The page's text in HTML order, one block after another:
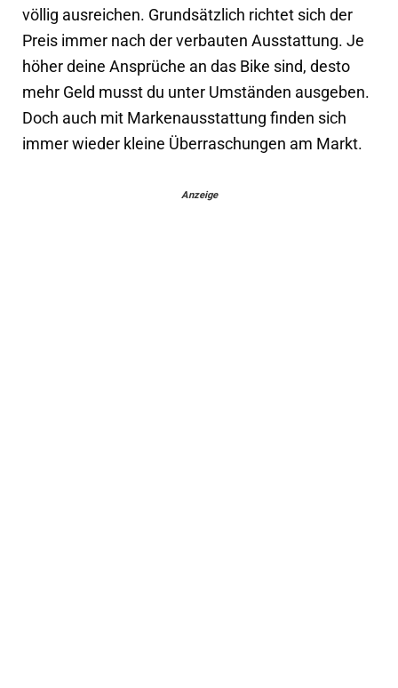
völlig ausreichen. Grundsätzlich richtet sich der
Preis immer nach der verbauten Ausstattung. Je
höher deine Ansprüche an das Bike sind, desto
mehr Geld musst du unter Umständen ausgeben.
Doch auch mit Markenausstattung finden sich
immer wieder kleine Überraschungen am Markt.
Anzeige